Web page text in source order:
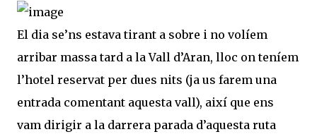
El dia se’ns estava tirant a sobre i no volíem
arribar massa tard a la Vall d’Aran, lloc on teníem
l’hotel reservat per dues nits (ja us farem una
entrada comentant aquesta vall), així que ens
vam dirigir a la darrera parada d’aquesta ruta